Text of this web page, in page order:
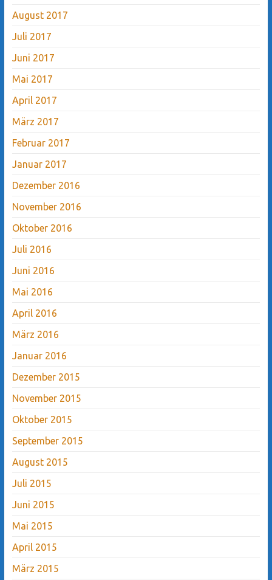
August 2017
Juli 2017
Juni 2017
Mai 2017
April 2017
März 2017
Februar 2017
Januar 2017
Dezember 2016
November 2016
Oktober 2016
Juli 2016
Juni 2016
Mai 2016
April 2016
März 2016
Januar 2016
Dezember 2015
November 2015
Oktober 2015
September 2015
August 2015
Juli 2015
Juni 2015
Mai 2015
April 2015
März 2015